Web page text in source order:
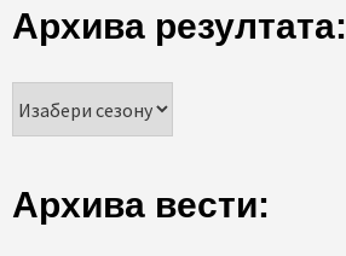
Архива резултата:
Архива вести: